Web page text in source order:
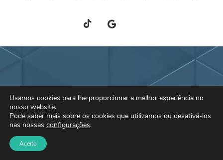
TikTokGoogle
NewsSky
Usamos cookies para lhe proporcionar a melhor experiência no
nosso website.
Pode saber mais sobre os cookies que utilizamos ou desativá-los
nas nossas configurações.
Aceito